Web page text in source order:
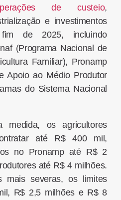
de custeio,
e investimentos
de 2025, incluindo
(Programa Nacional de
Familiar), Pronamp
Apoio ao Médio Produtor
do Sistema Nacional
os agricultores
até R$ 400 mil,
no Pronamp até R$ 2
até R$ 4 milhões.
mais severas, os limites
R$ 2,5 milhões e R$ 8